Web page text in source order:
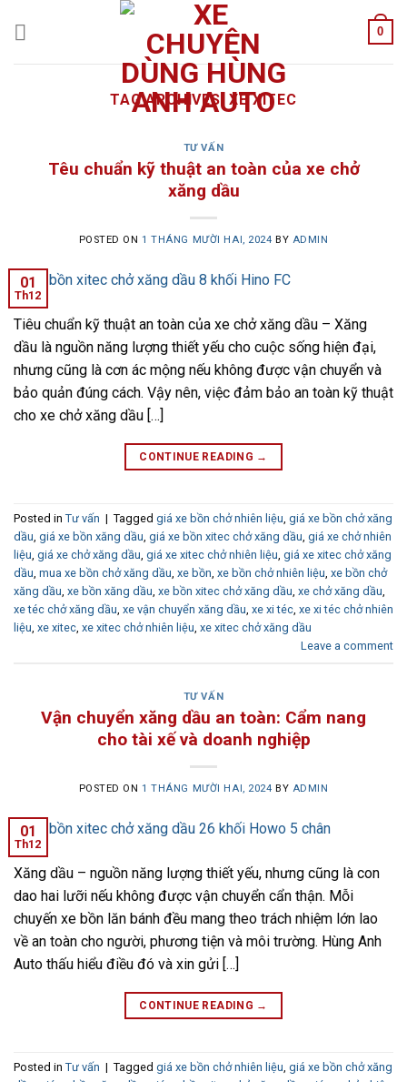
0
TAG ARCHIVES:XE XITEC
TƯ VẤN
Têu chuẩn kỹ thuật an toàn của xe chở
xăng dầu
POSTED ON1 THÁNG MƯỜI HAI, 2024 BY ADMIN
01
Th12
Tiêu chuẩn kỹ thuật an toàn của xe chở xăng dầu – Xăng
dầu là nguồn năng lượng thiết yếu cho cuộc sống hiện đại,
nhưng cũng là cơn ác mộng nếu không được vận chuyển và
bảo quản đúng cách. Vậy nên, việc đảm bảo an toàn kỹ thuật
cho xe chở xăng dầu […]
CONTINUE READING →
Posted in Tư vấn | Tagged giá xe bồn chở nhiên liệu, giá xe bồn chở xăng
dầu, giá xe bồn xăng dầu, giá xe bồn xitec chở xăng dầu, giá xe chở nhiên
liệu, giá xe chở xăng dầu, giá xe xitec chở nhiên liệu, giá xe xitec chở xăng
dầu, mua xe bồn chở xăng dầu, xe bồn, xe bồn chở nhiên liệu, xe bồn chở
xăng dầu, xe bồn xăng dầu, xe bồn xitec chở xăng dầu, xe chở xăng dầu,
xe téc chở xăng dầu, xe vận chuyển xăng dầu, xe xi téc, xe xi téc chở nhiên
liệu, xe xitec, xe xitec chở nhiên liệu, xe xitec chở xăng dầu
Leave a comment
TƯ VẤN
Vận chuyển xăng dầu an toàn: Cẩm nang
cho tài xế và doanh nghiệp
POSTED ON1 THÁNG MƯỜI HAI, 2024 BY ADMIN
01
Th12
Xăng dầu – nguồn năng lượng thiết yếu, nhưng cũng là con
dao hai lưỡi nếu không được vận chuyển cẩn thận. Mỗi
chuyến xe bồn lăn bánh đều mang theo trách nhiệm lớn lao
về an toàn cho người, phương tiện và môi trường. Hùng Anh
Auto thấu hiểu điều đó và xin gửi […]
CONTINUE READING →
Posted in Tư vấn | Tagged giá xe bồn chở nhiên liệu, giá xe bồn chở xăng